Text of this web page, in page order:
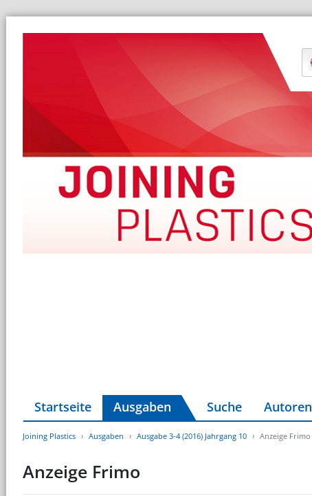
Startseite Ausgaben Suche Autoren
Joining Plastics Ausgaben Ausgabe 3-4 (2016) Jahrgang 10 Anzeige Frimo
Anzeige Frimo